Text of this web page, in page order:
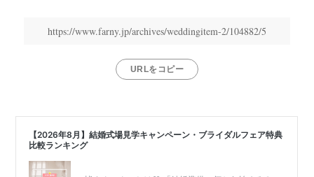
https://www.farny.jp/archives/weddingitem-2/104882/5
URLをコピー
婚
式
当